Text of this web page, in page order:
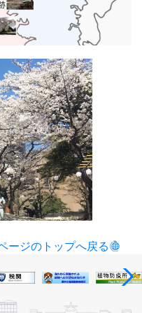
ージのトップへ戻る